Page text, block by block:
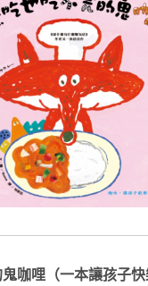
咖哩（一本讓孩子快